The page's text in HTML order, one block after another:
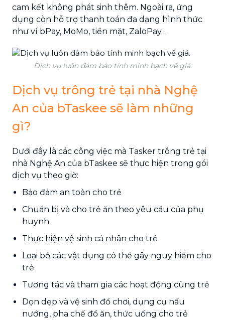
cam kết không phát sinh thêm. Ngoài ra, ứng
dụng còn hỗ trợ thanh toán đa dạng hình thức
như ví bPay, MoMo, tiền mặt, ZaloPay…
Dịch vụ luôn đảm bảo tính minh bạch về giá.
Dịch vụ trông trẻ tại nhà Nghệ
An của bTaskee sẽ làm những
gì?
Dưới đây là các công việc mà Tasker trông trẻ tại
nhà Nghệ An của bTaskee sẽ thực hiện trong gói
dịch vụ theo giờ:
Bảo đảm an toàn cho trẻ
Chuẩn bị và cho trẻ ăn theo yêu cầu của phụ
huynh
Thực hiện vệ sinh cá nhân cho trẻ
Loại bỏ các vật dụng có thể gây nguy hiểm cho
trẻ
Tương tác và tham gia các hoạt động cùng trẻ
Dọn dẹp và vệ sinh đồ chơi, dụng cụ nấu
nướng, pha chế đồ ăn, thức uống cho trẻ